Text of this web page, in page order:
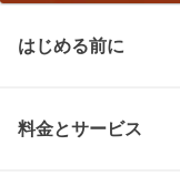
はじめる前に
料金とサービス